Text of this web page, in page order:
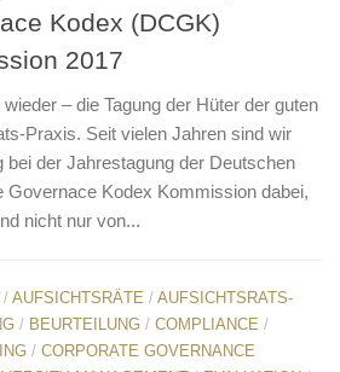
Kodex (DCGK)
2017
– die Tagung der Hüter der guten
Praxis. Seit vielen Jahren sind wir
bei der Jahrestagung der Deutschen
Governace Kodex Kommission dabei,
nicht nur von...
/ AUFSICHTSRÄTE / AUFSICHTSRATS-
/ BEURTEILUNG / COMPLIANCE /
/ CORPORATE GOVERNANCE